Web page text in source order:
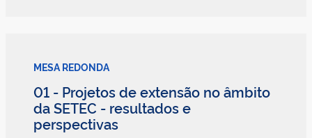
MESA REDONDA
01 - Projetos de extensão no âmbito
da SETEC - resultados e
perspectivas